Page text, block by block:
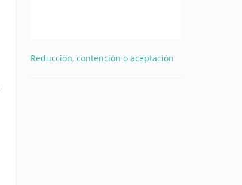
Reducción, contención o aceptación